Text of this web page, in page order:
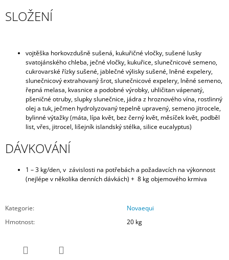
SLOŽENÍ
vojtěška horkovzdušně sušená, kukuřičné vločky, sušené lusky
svatojánského chleba, ječné vločky, kukuřice, slunečnicové semeno,
cukrovarské řízky sušené, jablečné výlisky sušené, lněné expelery,
slunečnicový extrahovaný šrot, slunečnicové expelery, lněné semeno,
řepná melasa, kvasnice a podobné výrobky, uhličitan vápenatý,
pšeničné otruby, slupky slunečnice, jádra z hroznového vína, rostlinný
olej a tuk, ječmen hydrolyzovaný tepelně upravený, semeno jitrocele,
bylinné výtažky (máta, lípa květ, bez černý květ, měsíček květ, podběl
list, vřes, jitrocel, lišejník islandský stélka, silice eucalyptus)
DÁVKOVÁNÍ
1 – 3 kg/den, v závislosti na potřebách a požadavcích na výkonnost
(nejlépe v několika denních dávkách) + 8 kg objemového krmiva
Kategorie:
Novaequi
Hmotnost: 20 kg